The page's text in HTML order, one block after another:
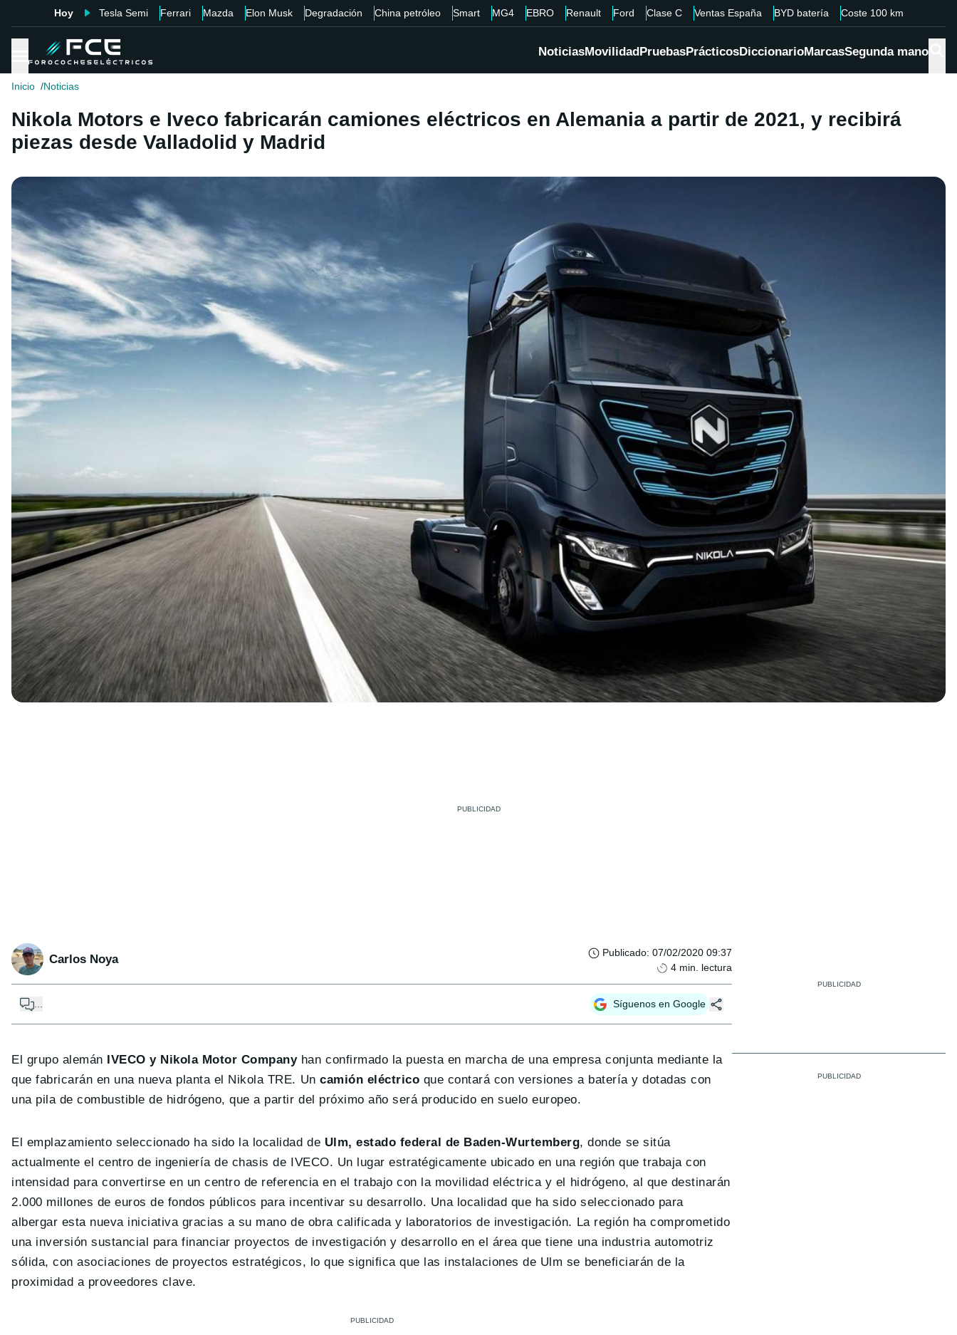
Hoy Tesla Semi Ferrari Mazda Elon Musk Degradación China petróleo Smart MG4 EBRO Renault Ford Clase C Ventas España BYD batería Coste 100 km
NoticiasMovilidadPruebasPrácticosDiccionarioMarcasSegunda mano
Inicio Noticias
Nikola Motors e Iveco fabricarán camiones eléctricos en Alemania a partir de 2021, y recibirá
piezas desde Valladolid y Madrid
Carlos Noya Publicado: 07/02/2020 09:37
4 min. lectura
... Síguenos en Google
El grupo alemán IVECO y Nikola Motor Companyhan confirmado la puesta en marcha de una empresa conjunta mediante la
que fabricarán en una nueva planta el Nikola TRE. Un camión eléctrico que contará con versiones a batería y dotadas con
una pila de combustible de hidrógeno, que a partir del próximo año será producido en suelo europeo.
El emplazamiento seleccionado ha sido la localidad de Ulm, estado federal de Baden-Wurtemberg, donde se sitúa
actualmente el centro de ingeniería de chasis de IVECO. Un lugar estratégicamente ubicado en una región que trabaja con
intensidad para convertirse en un centro de referencia en el trabajo con la movilidad eléctrica y el hidrógeno, al que destinarán
2.000 millones de euros de fondos públicos para incentivar su desarrollo. Una localidad que ha sido seleccionado para
albergar esta nueva iniciativa gracias a su mano de obra calificada y laboratorios de investigación. La región ha comprometido
una inversión sustancial para financiar proyectos de investigación y desarrollo en el área que tiene una industria automotriz
sólida, con asociaciones de proyectos estratégicos, lo que significa que las instalaciones de Ulm se beneficiarán de la
proximidad a proveedores clave.